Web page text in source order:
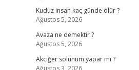
Kuduz insan kaç günde ölür ?
Ağustos 5, 2026
Avaza ne demektir ?
Ağustos 5, 2026
Akciğer solunum yapar mı ?
Ağustos 3, 2026